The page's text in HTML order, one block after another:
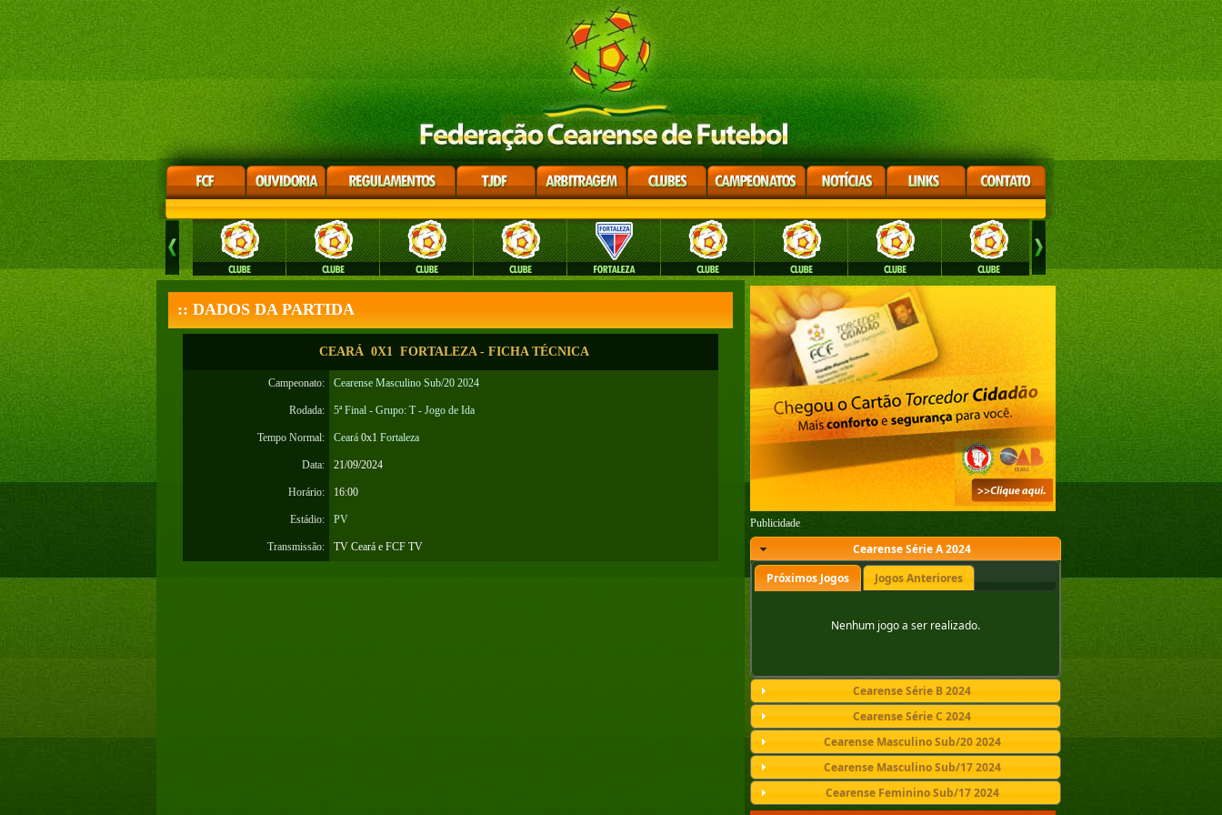
:: DADOS DA PARTIDA
CEARÁ 0X1 FORTALEZA - FICHA TÉCNICA
Campeonato: Cearense Masculino Sub/20 2024
Rodada: 5ª Final - Grupo: T - Jogo de Ida
Tempo Normal: Ceará0x1 Fortaleza
Data: 21/09/2024
Horário: 16:00
Estádio: PV
Transmissão: TV Ceará e FCF TV
Publicidade
Cearense Série A 2024
Próximos Jogos
Jogos Anteriores
Nenhum jogo a ser realizado.
Cearense Série B 2024
Cearense Série C 2024
Cearense Masculino Sub/20 2024
Cearense Masculino Sub/17 2024
Cearense Feminino Sub/17 2024